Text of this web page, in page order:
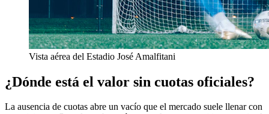
Vista aérea del Estadio José Amalfitani
¿Dónde está el valor sin cuotas oficiales?
La ausencia de cuotas abre un vacío que el mercado suele llenar con